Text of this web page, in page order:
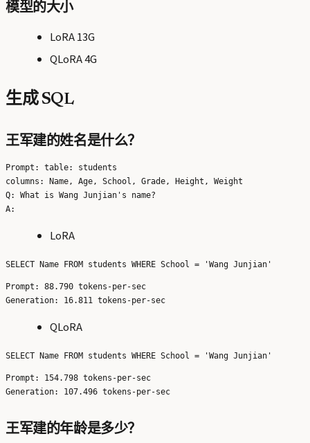
模型的大小
LoRA 13G
QLoRA 4G
生成 SQL
王军建的姓名是什么？
Prompt: table: students
columns: Name, Age, School, Grade, Height, Weight
Q: What is Wang Junjian's name?
LoRA
Prompt: 88.790 tokens-per-sec
QLoRA
Prompt: 154.798 tokens-per-sec
王军建的年龄是多少？